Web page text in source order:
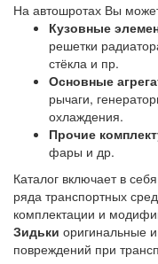
На автошротах Вы
Кузовные
решетки
стёкла и пр.
Основные
рычаги,
охлаждения.
Прочие
фары и др.
Каталог включает в
ряда транспортных
комплектации и
Зидьки оригинальные
повреждений при